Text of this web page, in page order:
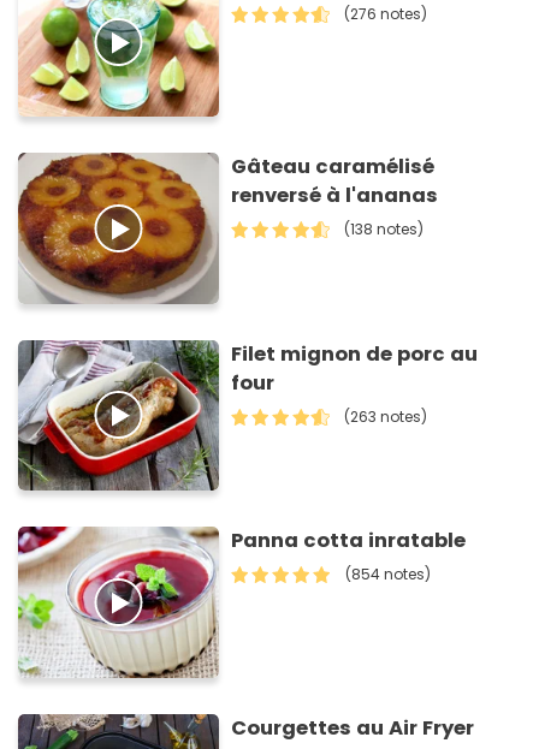
(276 notes)
Gâteau caramélisé
renversé à l'ananas
(138 notes)
Filet mignon de porc au
four
(263 notes)
Panna cotta inratable
(854 notes)
Courgettes au Air Fryer